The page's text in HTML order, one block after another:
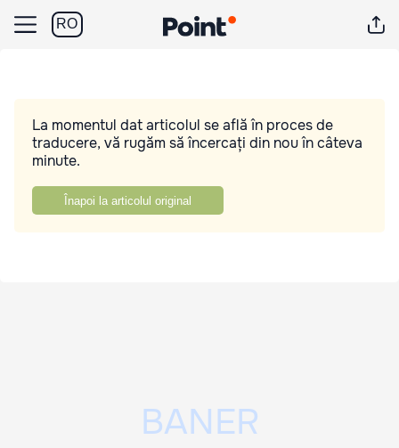
RO
La momentul dat articolul se află în proces de
traducere, vă rugăm să încercați din nou în câteva
minute.
Înapoi la articolul original